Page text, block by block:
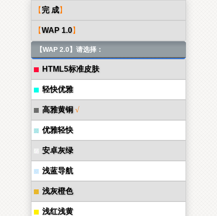
【 完 成】
【WAP 1.0】
【WAP 2.0】请选择：
HTML5标准皮肤
轻快优雅
高雅黄铜 √
优雅轻快
安卓灰绿
浅蓝导航
浅灰橙色
浅红浅黄